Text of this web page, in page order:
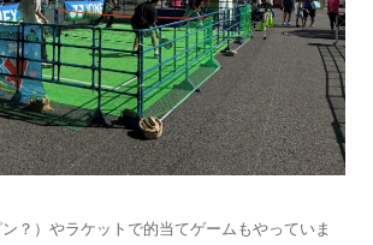
？）やラケットで的当てゲームもやっていま